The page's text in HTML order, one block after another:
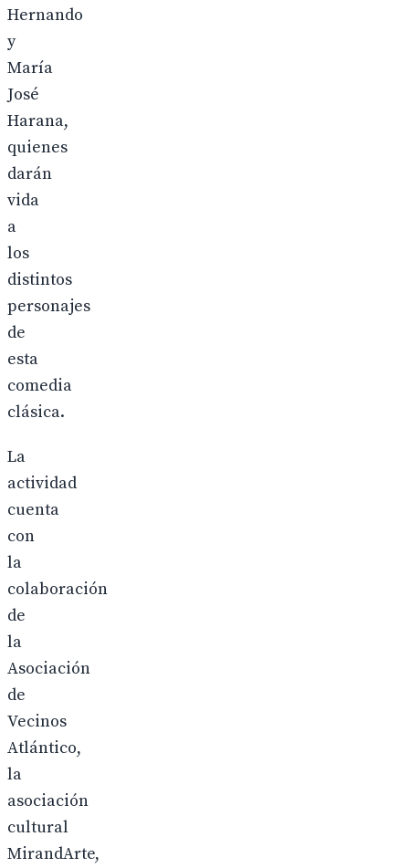
Hernando
y
María
José
Harana,
quienes
darán
vida
a
los
distintos
personajes
de
esta
comedia
clásica.
La
actividad
cuenta
con
la
colaboración
de
la
Asociación
de
Vecinos
Atlántico,
la
asociación
cultural
MirandArte,